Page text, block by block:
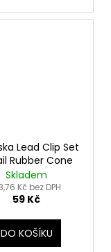
Lead Clip Set
Rubber Cone
Skladem
Kč bez DPH
59 Kč
DO KOŠÍKU